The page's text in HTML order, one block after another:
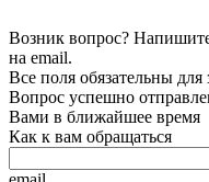
Возник вопрос?
на email.
Все поля обязательны для
Вопрос успешно
Вами в ближайшее время
Как к вам обращаться